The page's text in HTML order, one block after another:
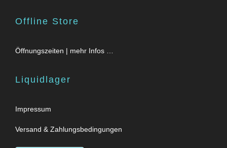
Offline Store
Öffnungszeiten | mehr Infos …
Liquidlager
Impressum
Versand & Zahlungsbedingungen